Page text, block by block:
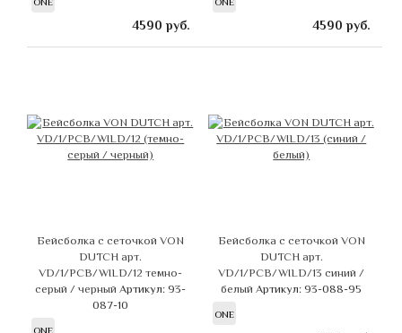
4590 руб. 4590 руб.
Бейсболка с сеточкой VON
DUTCH арт.
VD/1/PCB/WILD/12 темно-
серый / черныйАртикул: 93-
087-10
ONE
Бейсболка с сеточкой VON
DUTCH арт.
VD/1/PCB/WILD/13 синий /
белыйАртикул: 93-088-95
ONE